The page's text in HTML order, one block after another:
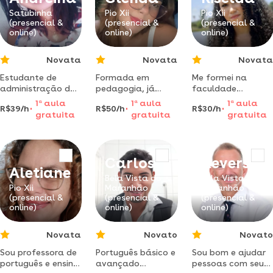
aspecto específico
do idioma?
Satubinha
(presencial &
online)
Novata
Estudante de
administração da
aulas de reforço
de l. inglesa no
maranhão.
R$39/h
1 aaula
gratuita
Pio Xii
(presencial &
online)
Novata
Formada em
pedagogia, já
atuei na área de
educação infantil
e atualmente
reforço escolar
R$50/h
1 a aula
gratuita
Pio Xii
(presencial &
online)
Novata
Me formei na
faculdade
fateh,atuo no
fundamental
maior e tenho um
em reforço
R$30/h
1 aaula
gratuita
Aletiane
Pio Xii
(presencial &
online)
Novata
Sou professora de
português e ensino
Carlos
Bela Vista do
Maranhão
(presencial &
online)
Novato
Português básico e
avançado
Keverson
Bela Vista do
Maranhão
(presencial &
online)
Novato
Sou bom e ajudar
pessoas com seus